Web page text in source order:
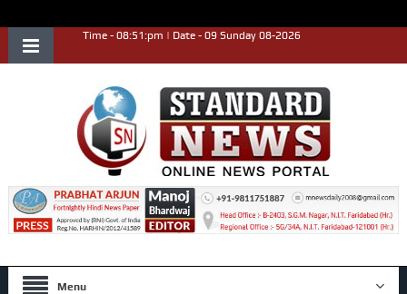
Time - 08:51:pm | Date - 09 Sunday 08-2026
Menu